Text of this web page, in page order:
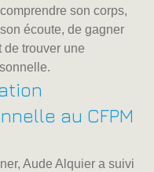
son corps,
écoute, de gagner
de trouver une
au CFPM
Aude Alquier a suivi